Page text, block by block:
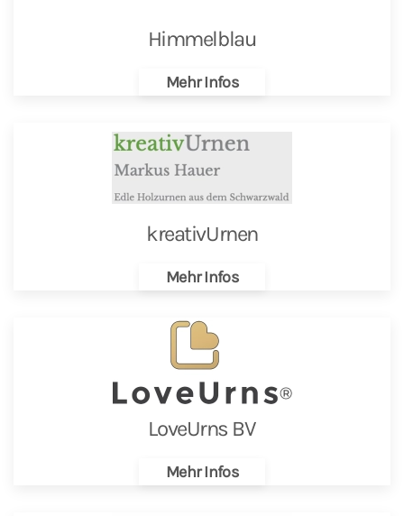
Himmelblau
Mehr Infos
kreativUrnen
Mehr Infos
LoveUrns BV
Mehr Infos